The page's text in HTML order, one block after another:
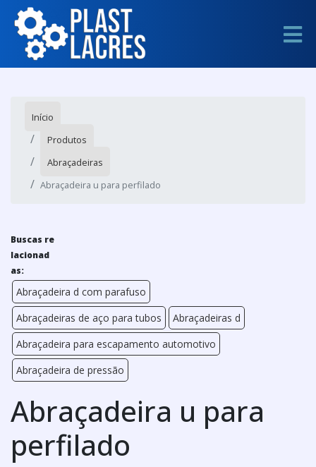
Início
Produtos
Abraçadeiras
Abraçadeira u para perfilado
Buscas re
lacionad
as:
Abraçadeira d com parafuso
Abraçadeiras de aço para tubos
Abraçadeiras d
Abraçadeira para escapamento automotivo
Abraçadeira de pressão
Abraçadeira u para
perfilado